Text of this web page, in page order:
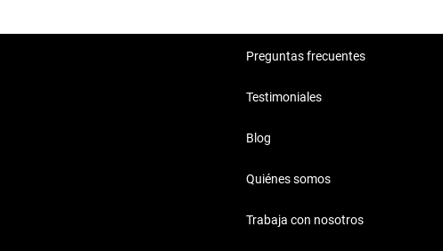
Preguntas frecuentes
Testimoniales
Blog
Quiénes somos
Trabaja con nosotros